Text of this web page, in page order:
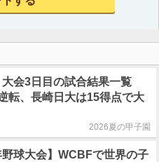
大会3日目の試合結果一覧
転、長崎日大は15得点で大
2026夏の甲子園
野球大会】WCBFで世界の子